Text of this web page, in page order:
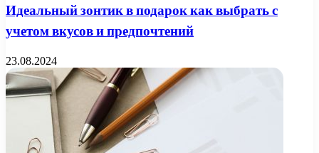
Идеальный зонтик в подарок как выбрать с
учетом вкусов и предпочтений
23.08.2024